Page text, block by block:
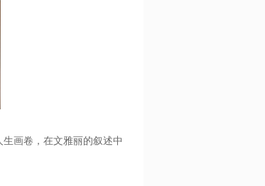
画卷，在文雅丽的叙述中